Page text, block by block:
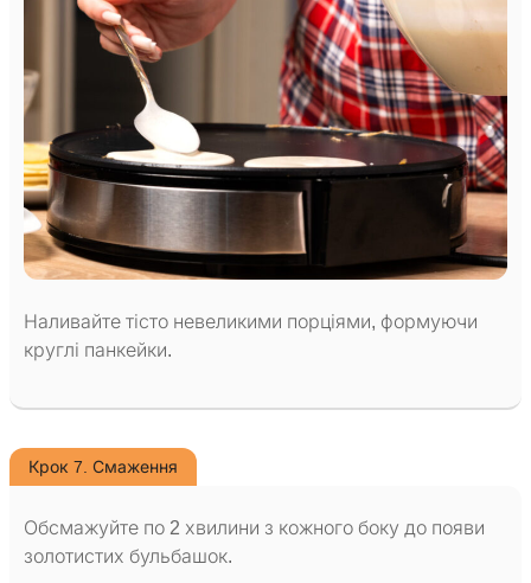
Наливайте тісто невеликими порціями, формуючи
круглі панкейки.
Крок 7. Смаження
Обсмажуйте по 2 хвилини з кожного боку до появи
золотистих бульбашок.